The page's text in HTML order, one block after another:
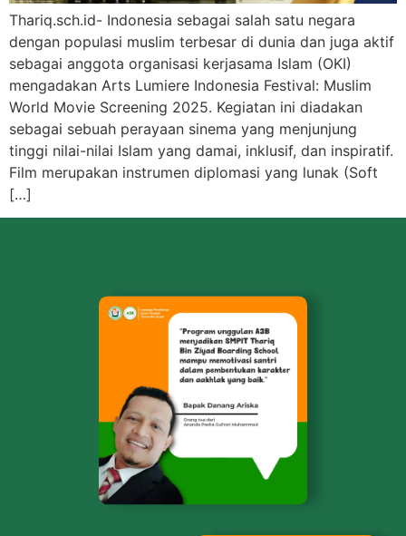
Thariq.sch.id- Indonesia sebagai salah satu negara
dengan populasi muslim terbesar di dunia dan juga aktif
sebagai anggota organisasi kerjasama Islam (OKI)
mengadakan Arts Lumiere Indonesia Festival: Muslim
World Movie Screening 2025. Kegiatan ini diadakan
sebagai sebuah perayaan sinema yang menjunjung
tinggi nilai-nilai Islam yang damai, inklusif, dan inspiratif.
Film merupakan instrumen diplomasi yang lunak (Soft
[…]